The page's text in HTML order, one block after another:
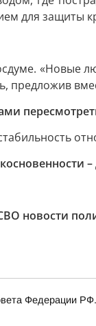
для защиты
«Новые
предложив
новости
Федерации